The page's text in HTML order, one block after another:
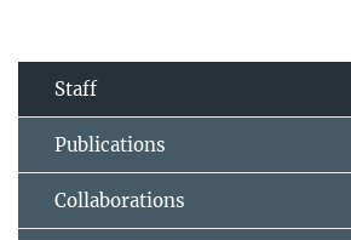
Staff
Publications
Collaborations